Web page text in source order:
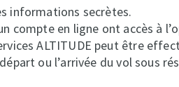
informations secrètes.
compte en ligne ont accès à
ALTITUDE peut être
ou l’arrivée du vol sous